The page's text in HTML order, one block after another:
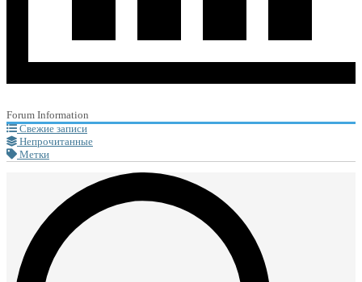
Forum Information
Свежие записи
Непрочитанные
Метки